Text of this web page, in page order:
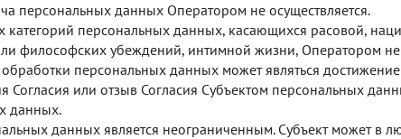
персональных данных Оператором не осуществляется.
категорий персональных данных, касающихся расовой,
философских убеждений, интимной жизни, Оператором не
персональных данных может являться
Согласия или отзыв Согласия Субъектом персональных
данных.
данных является неограниченным. Субъект может в